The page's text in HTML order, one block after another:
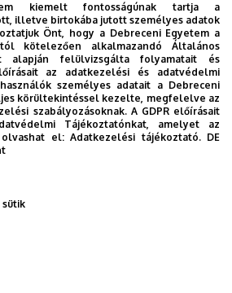
ünnepség
Kar szeptember 19-
órától tartja nyári diplomaosztó
Díszudvarán. A Multimédia
Központ a youtube-on
oklevélátadót.
TOVÁBB AZ ÖSSZES ESEMÉNYRE
kiemelt fontosságúnak tartja a
illetve birtokába jutott személyes adatok
Önt, hogy a Debreceni Egyetem a
kötelezően alkalmazandó Általános
alapján felülvizsgálta folyamatait és
az adatkezelési és adatvédelmi
személyes adatait a Debreceni
körültekintéssel kezelte, megfelelve az
szabályozásoknak. A GDPR előírásait
Tájékoztatónkat, amelyet az
olvashat el:Adatkezelési tájékoztató. DE